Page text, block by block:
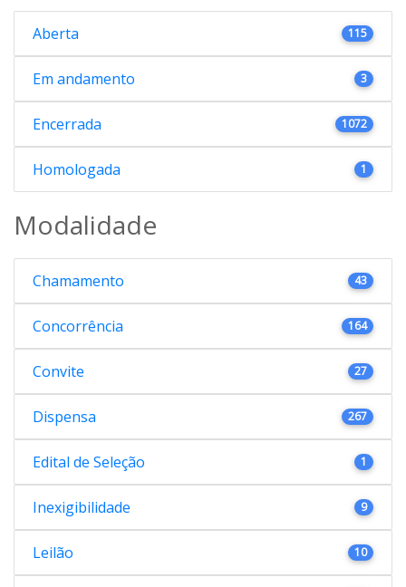
Aberta 115
Em andamento 3
Encerrada 1072
Homologada 1
Modalidade
Chamamento 43
Concorrência 164
Convite 27
Dispensa 267
Edital de Seleção 1
Inexigibilidade 9
Leilão 10